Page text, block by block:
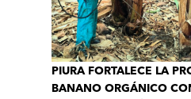
PIURA FORTALECE LA
BANANO ORGÁNICO